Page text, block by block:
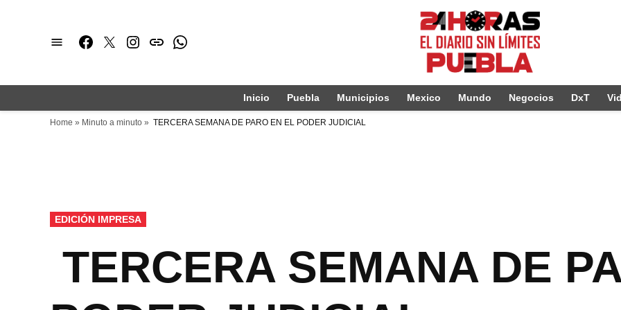
Facebook
TwitterInstagram
issuuWhatsapp
Inicio Puebla Municipios Mexico Mundo Negocios DxT
Home » Minuto a minuto » TERCERA SEMANA DE PARO EN EL PODER JUDICIAL
PUBLICADO
EN
EDICIÓN IMPRESA
TERCERA SEMANA DE